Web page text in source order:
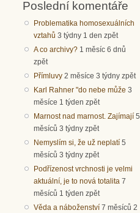
Poslední komentáře
Problematika homosexuálních
vztahů 3 týdny 1 den zpět
A co archivy? 1 měsíc 6 dnů
zpět
Přímluvy 2 měsíce 3 týdny zpět
Karl Rahner "do nebe může 3
měsíce 1 týden zpět
Marnost nad marnost. Zajímají 5
měsíců 3 týdny zpět
Nemyslím si, že už neplatí 5
měsíců 3 týdny zpět
Podřízenost vrchnosti je velmi
aktuální, je to nová totalita 7
měsíců 1 týden zpět
Věda a náboženství 7 měsíců 2